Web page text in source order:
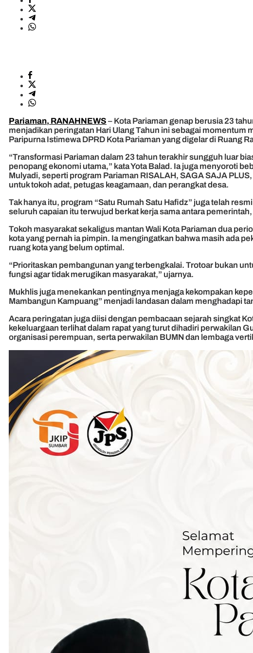
Pariaman, RANAHNEWS – Kota Pariaman genap berusia 23
menjadikan peringatan Hari Ulang Tahun ini sebagai
Paripurna Istimewa DPRD Kota Pariaman yang digelar di Ruang
“Transformasi Pariaman dalam 23 tahun terakhir sungguh luar
penopang ekonomi utama,” kata Yota Balad. Ia juga menyoroti
Mulyadi, seperti program Pariaman RISALAH, SAGA SAJA
untuk tokoh adat, petugas keagamaan, dan perangkat desa.
Tak hanya itu, program “Satu Rumah Satu Hafidz” juga telah
seluruh capaian itu terwujud berkat kerja sama antara
Tokoh masyarakat sekaligus mantan Wali Kota Pariaman dua
kota yang pernah ia pimpin. Ia mengingatkan bahwa masih ada
ruang kota yang belum optimal.
“Prioritaskan pembangunan yang terbengkalai. Trotoar bukan
fungsi agar tidak merugikan masyarakat,” ujarnya.
Mukhlis juga menekankan pentingnya menjaga kekompakan
Mambangun Kampuang” menjadi landasan dalam menghadapi
Acara peringatan juga diisi dengan pembacaan sejarah singkat
kekeluargaan terlihat dalam rapat yang turut dihadiri perwakilan
organisasi perempuan, serta perwakilan BUMN dan lembaga